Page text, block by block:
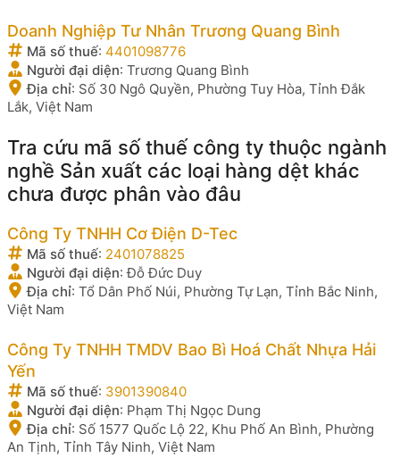
Doanh Nghiệp Tư Nhân Trương Quang Bình
Mã số thuế: 4401098776
Người đại diện: Trương Quang Bình
Địa chỉ: Số 30 Ngô Quyền, Phường Tuy Hòa, Tỉnh Đắk
Lắk, Việt Nam
Tra cứu mã số thuế công ty thuộc ngành
nghề Sản xuất các loại hàng dệt khác
chưa được phân vào đâu
Công Ty TNHH Cơ Điện D-Tec
Mã số thuế: 2401078825
Người đại diện:Đỗ Đức Duy
Địa chỉ: Tổ Dân Phố Núi, Phường Tự Lạn, Tỉnh Bắc Ninh,
Việt Nam
Công Ty TNHH TMDV Bao Bì Hoá Chất Nhựa Hải
Yến
Mã số thuế: 3901390840
Người đại diện: Phạm Thị Ngọc Dung
Địa chỉ: Số 1577 Quốc Lộ 22, Khu Phố An Bình, Phường
An Tịnh, Tỉnh Tây Ninh, Việt Nam